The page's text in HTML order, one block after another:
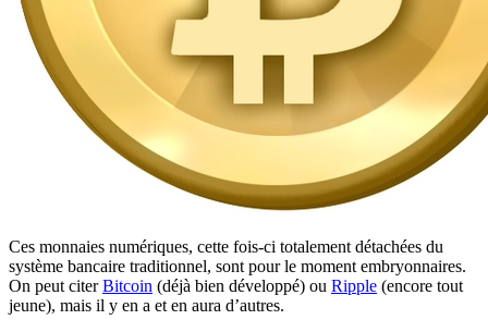
Ces monnaies numériques, cette fois-ci totalement détachées du
système bancaire traditionnel, sont pour le moment embryonnaires.
On peut citerBitcoin (déjà bien développé) ou Ripple (encore tout
jeune), mais il y en a et en aura d’autres.